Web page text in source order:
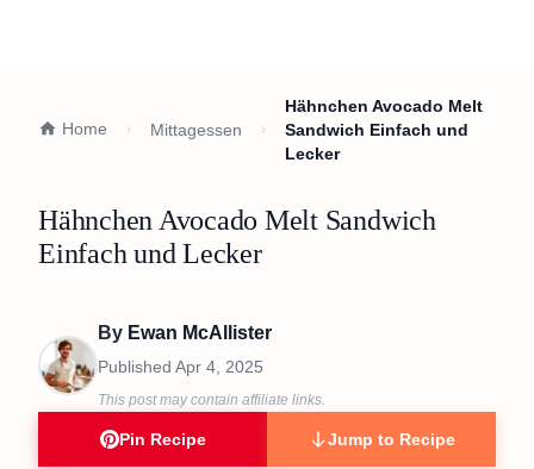
Home Mittagessen
Hähnchen Avocado Melt
Sandwich Einfach und
Lecker
Hähnchen Avocado Melt Sandwich
Einfach und Lecker
By Ewan McAllister
Published Apr 4, 2025
This post may contain affiliate links.
Pin Recipe Jump to Recipe